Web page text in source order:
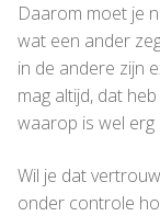
Daarom moet je
wat een ander
in de andere zijn
mag altijd, dat
waarop is wel erg
Wil je dat
onder controle